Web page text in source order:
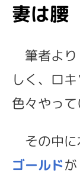
妻は腰
筆者よ
しく、ロ
色々やって
その中
ゴールドが